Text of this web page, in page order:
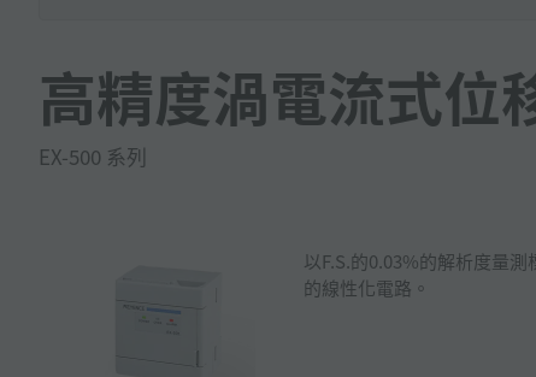
高精度渦電流式位
EX-500 系列
以F.S.的0.03%的解析度量
的線性化電路。